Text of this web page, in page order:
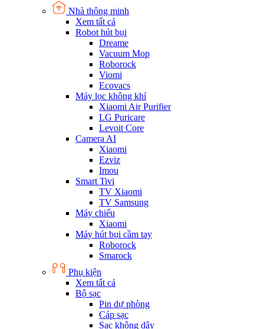
Nhà thông minh
Xem tất cả
Robot hút bụi
Dreame
Vacuum Mop
Roborock
Viomi
Ecovacs
Máy lọc không khí
Xiaomi Air Purifier
LG Puricare
Levoit Core
Camera AI
Xiaomi
Ezviz
Imou
Smart Tivi
TV Xiaomi
TV Samsung
Máy chiếu
Xiaomi
Máy hút bụi cầm tay
Roborock
Smarock
Phụ kiện
Xem tất cả
Bộ sạc
Pin dự phòng
Cáp sạc
Sạc không dây